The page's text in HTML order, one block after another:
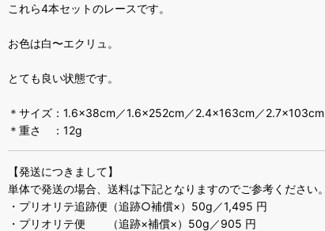
これら4本セットのレースです。
お色は白〜エクリュ。
とても良い状態です。
＊サイズ：1.6×38cm／1.6×252cm／2.4×163cm／2.7×103cm
＊重さ ：12g
【発送につきまして】
単体で発送の場合、送料は下記となりますのでご参考ください。
・プリオリテ追跡便（追跡○補償×）50g／1,495 円
・プリオリテ便 （追跡×補償×）50g／905 円